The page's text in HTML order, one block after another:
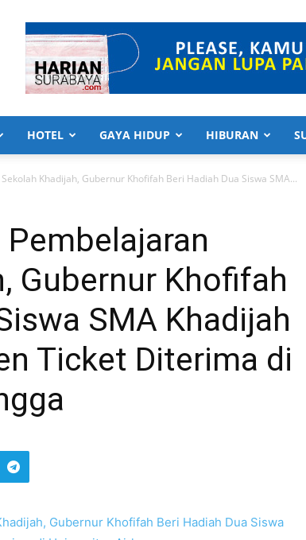
HOTEL GAYA HIDUP HIBURAN
Khadijah, Gubernur Khofifah Beri Hadiah Dua Siswa SMA...
Gubernur Khofifah
SMA Khadijah
Ticket Diterima di